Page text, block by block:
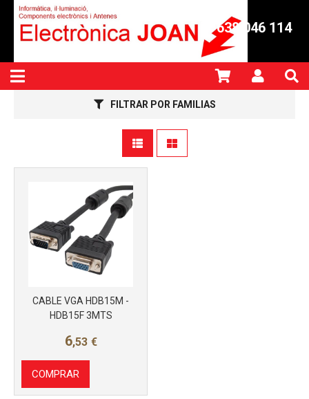
638 046 114
FILTRAR POR FAMILIAS
CABLE VGA HDB15M -
HDB15F 3MTS
6,53 €
COMPRAR
Más info
Más info